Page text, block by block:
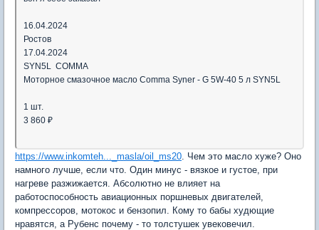
16.04.2024
Ростов
17.04.2024
SYN5L COMMA
Моторное смазочное масло Comma Syner - G 5W-40 5 л SYN5L
1 шт.
3 860 ₽
https://www.inkomteh..._masla/oil_ms20. Чем это масло хуже? Оно
намного лучше, если что. Один минус - вязкое и густое, при
нагреве разжижается. Абсолютно не влияет на
работоспособность авиационных поршневых двигателей,
компрессоров, мотокос и бензопил. Кому то бабы худющие
нравятся, а Рубенс почему - то толстушек увековечил.